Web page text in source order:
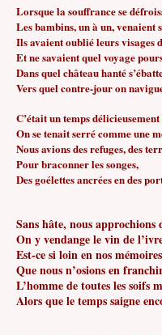
Lorsque la souffrance se
Les bambins, un à un, venaient
Ils avaient oublié leurs visages
Et ne savaient quel voyage
Dans quel château hanté
Vers quel contre-jour on
C’était un temps
On se tenait serré comme une
Nous avions des refuges, des
Pour braconner les songes,
Des goélettes ancrées en des
Sans hâte, nous approchions
On y vendange le vin de
Est-ce si loin en nos mémoires
Que nous n’osions en
L’homme de toutes les soifs
Alors que le temps saigne